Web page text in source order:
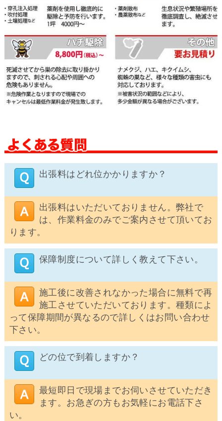
出張料はどれ位かかりますか？
出張料はいただいておりません。弊社で
は、作業料金のみでご案内させて頂いてお
ります。
保障制度について詳しく教えて下さい。
施工後に改善されなかった場合に無料で再
施工させていただいております。種類によ
って保障期間が異なるので詳しくはお問い合わせ
下さい。
どの位で到着しますか？
最短即日で現場までお伺いさせていただき
ます。お急ぎの方もお気軽にお電話下さ
い。